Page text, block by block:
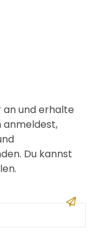
an und erhalte
anmeldest,
Du kannst